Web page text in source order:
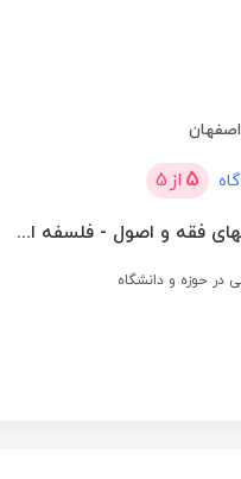
اصفهان
5 از 5
کارشناسی ارشد معارف اسلامی (گرایشهای فقه و اصول - فلسفه اسلامی) از حوزه علمیه